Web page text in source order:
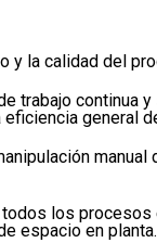
la calidad del
trabajo
general
los procesos
espacio en planta.